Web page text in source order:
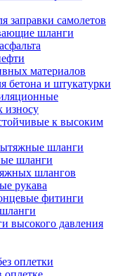
заправки самолетов
шланги
материалов
бетона и штукатурки
износу
к высоким
шланги
шланги
шлангов
рукава
фитинги
высокого давления
оплетки